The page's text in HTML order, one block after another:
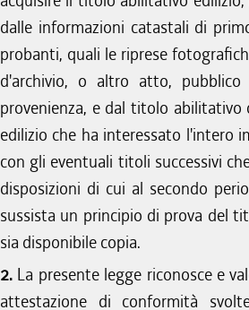
dalle informazioni catastali di
probanti, quali le riprese
d'archivio, o altro atto,
provenienza, e dal titolo
edilizio che ha interessato l'intero
con gli eventuali titoli successivi
disposizioni di cui al secondo
sussista un principio di prova del
sia disponibile copia.
2. La presente legge riconosce e
attestazione di conformità